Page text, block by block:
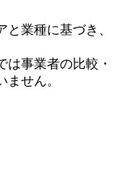
業種に基づき、
は事業者の比較・
せん。